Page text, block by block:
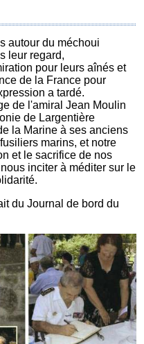
autour du méchoui
leur regard,
pour leurs aînés et
de la France pour
a tardé.
de l'amiral Jean Moulin
de Largentière
la Marine à ses anciens
marins, et notre
et le sacrifice de nos
inciter à méditer sur le
du Journal de bord du